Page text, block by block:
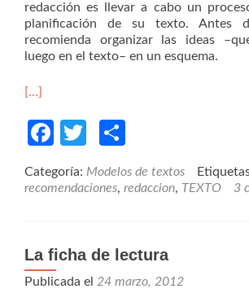
redacción es llevar a cabo un
planificación de su texto. Antes
recomienda organizar las ideas
luego en el texto– en un esquema.
[…]
Facebook
Twitter
Categoría: Modelos de textos
recomendaciones, redaccion, TEXTO 3
La ficha de lectura
Publicada el 24 marzo, 2012